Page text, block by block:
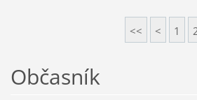
<< < 1
Občasník